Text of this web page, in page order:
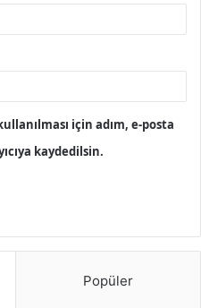
için adım, e-posta
kaydedilsin.
Popüler